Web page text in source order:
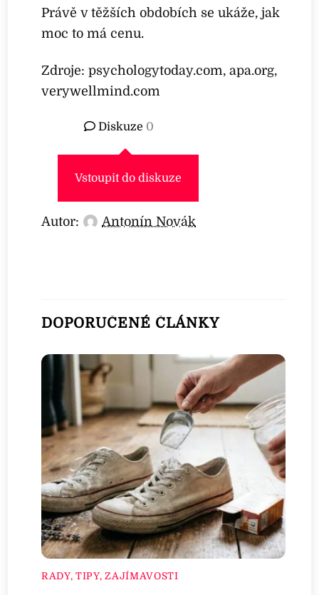
Právě v těžších obdobích se ukáže, jak
moc to má cenu.
Zdroje: psychologytoday.com, apa.org,
verywellmind.com
Diskuze 0
Vstoupit do diskuze
Autor: Antonín Novák
DOPORUČENÉ ČLÁNKY
RADY, TIPY, ZAJÍMAVOSTI